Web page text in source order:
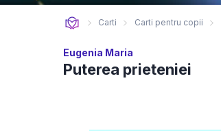
Carti Carti pentru copii
Eugenia Maria
Puterea prieteniei